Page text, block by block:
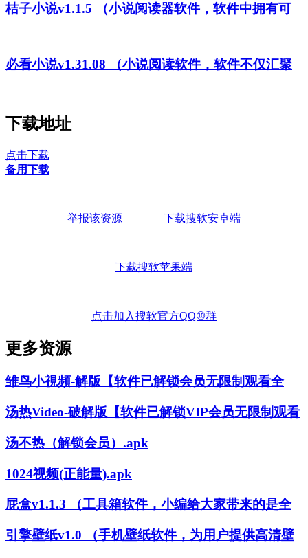
桔子小说v1.1.5 （小说阅读器软件，软件中拥有可
必看小说v1.31.08 （小说阅读软件，软件不仅汇聚
下载地址
点击下载
备用下载
举报该资源 下载搜软安卓端
下载搜软苹果端
点击加入搜软官方QQ⑩群
更多资源
雏鸟小視頻-解版【软件已解锁会员无限制观看全
汤热Video-破解版【软件已解锁VIP会员无限制观看
汤不热（解锁会员）.apk
1024视频(正能量).apk
屁盒v1.1.3 （工具箱软件，小编给大家带来的是全
引擎壁纸v1.0 （手机壁纸软件，为用户提供高清壁